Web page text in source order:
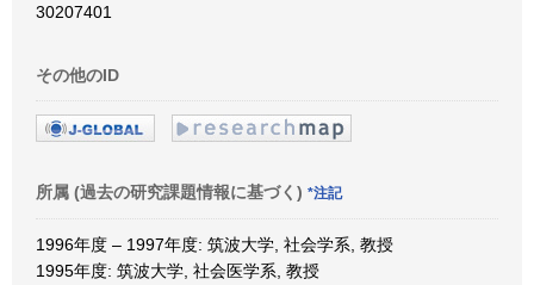
30207401
その他のID
所属 (過去の研究課題情報に基づく) *注記
1996年度 – 1997年度: 筑波大学, 社会学系, 教授
1995年度: 筑波大学, 社会医学系, 教授